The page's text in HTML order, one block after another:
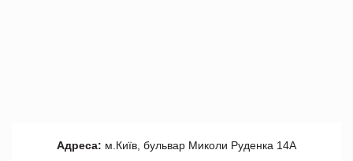
Адреса: м.Київ, бульвар Миколи Руденка 14А